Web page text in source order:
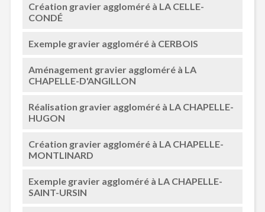
Création gravier aggloméré à LA CELLE-
CONDÉ
Exemple gravier aggloméré à CERBOIS
Aménagement gravier aggloméré à LA
CHAPELLE-D'ANGILLON
Réalisation gravier aggloméré à LA CHAPELLE-
HUGON
Création gravier aggloméré à LA CHAPELLE-
MONTLINARD
Exemple gravier aggloméré à LA CHAPELLE-
SAINT-URSIN